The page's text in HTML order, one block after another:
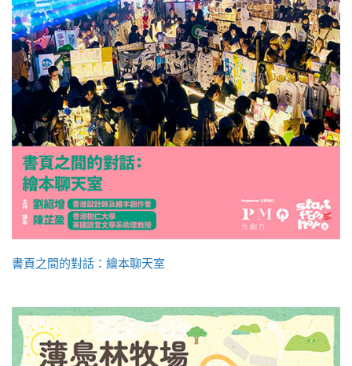
書頁之間的對話：繪本聊天室